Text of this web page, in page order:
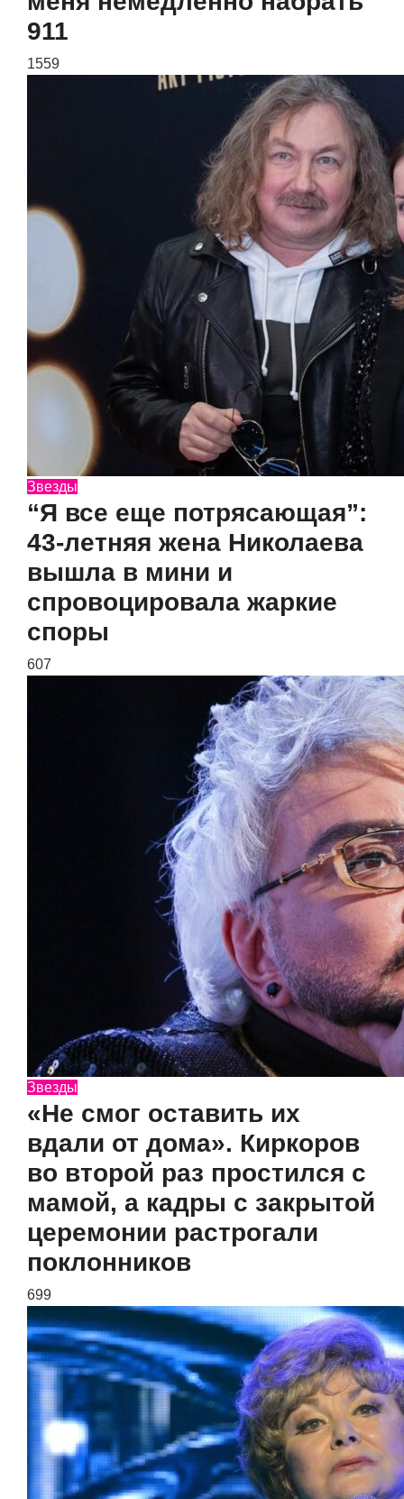
911
1559
Звезды
“Я все еще потрясающая”:
43-летняя жена Николаева
вышла в мини и
спровоцировала жаркие
споры
607
Звезды
«Не смог оставить их
вдали от дома». Киркоров
во второй раз простился с
мамой, а кадры с закрытой
церемонии растрогали
поклонников
699